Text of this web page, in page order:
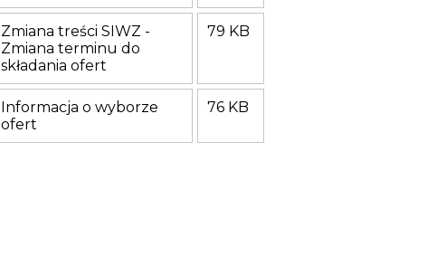
Zmiana treści SIWZ -
Zmiana terminu do
składania ofert
79 KB
Informacja o wyborze
ofert
76 KB